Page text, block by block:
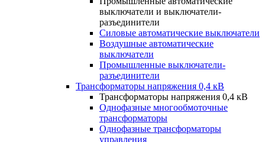
выключатели и выключатели-
разъединители
Силовые автоматические выключатели
Воздушные автоматические
выключатели
Промышленные выключатели-
разъединители
Трансформаторы напряжения 0,4 кВ
Трансформаторы напряжения 0,4 кВ
Однофазные многообмоточные
трансформаторы
Однофазные трансформаторы
управления